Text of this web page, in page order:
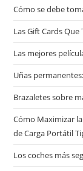
Cómo se debe
Las Gift Cards
Las mejores
Uñas
Brazaletes sobre
Cómo Maximizar
de Carga Portátil
Los coches más